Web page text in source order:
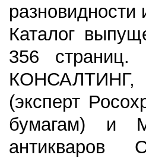
разновидности
Каталог
356 страниц.
КОНСАЛТИНГ,
(эксперт
бумагам) и